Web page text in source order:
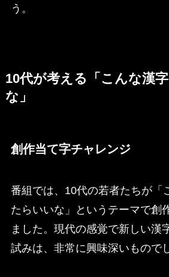
う。
10代が考える「こんな漢
な」
創作当て字チャレンジ
番組では、10代の若者たちが「
たらいいな」というテーマで創
ました。現代の感覚で新しい漢
試みは、非常に興味深いもので